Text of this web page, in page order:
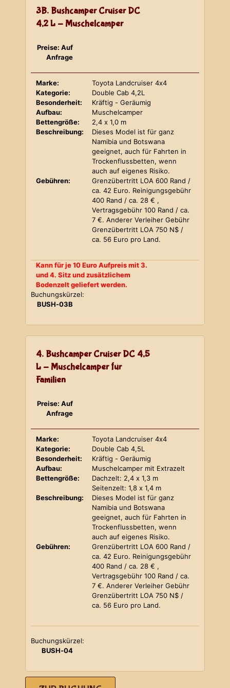
3B. Bushcamper Cruiser DC
4,2 L - Muschelcamper
Preise: Auf
Anfrage
Marke:
Toyota Landcruiser 4x4
Kategorie:
Double Cab 4,2L
Besonderheit:
Kräftig - Geräumig
Aufbau:
Muschelcamper
Bettengröße:
2,4 x 1,0 m
Beschreibung:
Dieses Model ist für ganz
Namibia und Botswana
geeignet, auch für Fahrten in
Trockenflussbetten, wenn
auch auf eigenes Risiko.
Gebühren:
Grenzübertritt LOA 600 Rand /
ca. 42 Euro. Reinigungsgebühr
400 Rand / ca. 28 € ,
Vertragsgebühr 100 Rand / ca.
7 €. Anderer Verleiher Gebühr
Grenzübertritt LOA 750 N$ /
ca. 56 Euro pro Land.
Kann für je 10 Euro Aufpreis mit 3.
und 4. Sitz und zusätzlichem
Bodenzelt geliefert werden.
Buchungskürzel:
BUSH-03B
4. Bushcamper Cruiser DC 4,5
L - Muschelcamper für
Familien
Preise: Auf
Anfrage
Marke:
Toyota Landcruiser 4x4
Kategorie:
Double Cab 4,5L
Besonderheit:
Kräftig - Geräumig
Aufbau:
Muschelcamper mit Extrazelt
Bettengröße:
Dachzelt: 2,4 x 1,3 m
Seitenzelt: 1,8 x 1,4 m
Beschreibung:
Dieses Model ist für ganz
Namibia und Botswana
geeignet, auch für Fahrten in
Trockenflussbetten, wenn
auch auf eigenes Risiko.
Gebühren:
Grenzübertritt LOA 600 Rand /
ca. 42 Euro. Reinigungsgebühr
400 Rand / ca. 28 € ,
Vertragsgebühr 100 Rand / ca.
7 €. Anderer Verleiher Gebühr
Grenzübertritt LOA 750 N$ /
ca. 56 Euro pro Land.
Buchungskürzel:
BUSH-04